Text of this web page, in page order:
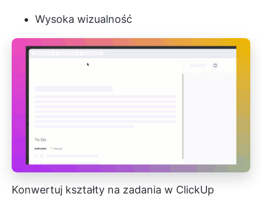
Wysoka wizualność
Konwertuj kształty na zadania w ClickUp